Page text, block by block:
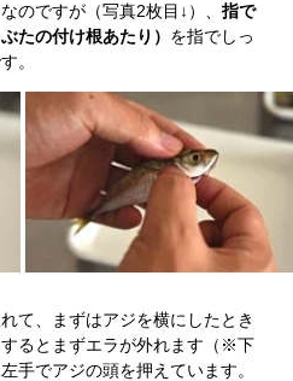
のですが（写真2枚目↓）、 指で
たの付け根あたり） を指でしっ
。
て、まずはアジを横にしたとき
るとまずエラが外れます（※下
手でアジの頭を押えています。